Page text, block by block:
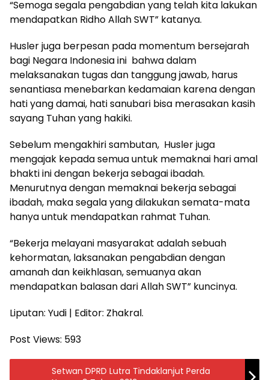
“Semoga segala pengabdian yang telah kita lakukan
mendapatkan Ridho Allah SWT” katanya.
Husler juga berpesan pada momentum bersejarah
bagi Negara Indonesia ini bahwa dalam
melaksanakan tugas dan tanggung jawab, harus
senantiasa menebarkan kedamaian karena dengan
hati yang damai, hati sanubari bisa merasakan kasih
sayang Tuhan yang hakiki.
Sebelum mengakhiri sambutan, Husler juga
mengajak kepada semua untuk memaknai hari amal
bhakti ini dengan bekerja sebagai ibadah.
Menurutnya dengan memaknai bekerja sebagai
ibadah, maka segala yang dilakukan semata-mata
hanya untuk mendapatkan rahmat Tuhan.
“Bekerja melayani masyarakat adalah sebuah
kehormatan, laksanakan pengabdian dengan
amanah dan keikhlasan, semuanya akan
mendapatkan balasan dari Allah SWT” kuncinya.
Liputan: Yudi | Editor: Zhakral.
Post Views: 593
Setwan DPRD Lutra Tindaklanjut Perda